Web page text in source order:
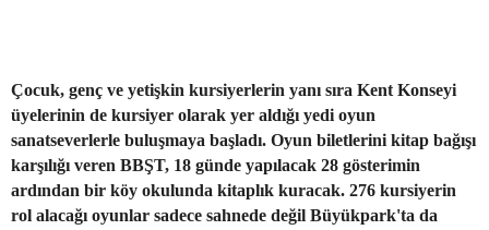
Çocuk, genç ve yetişkin kursiyerlerin yanı sıra Kent Konseyi
üyelerinin de kursiyer olarak yer aldığı yedi oyun
sanatseverlerle buluşmaya başladı. Oyun biletlerini kitap bağışı
karşılığı veren BBŞT, 18 günde yapılacak 28 gösterimin
ardından bir köy okulunda kitaplık kuracak. 276 kursiyerin
rol alacağı oyunlar sadece sahnede değil Büyükpark'ta da